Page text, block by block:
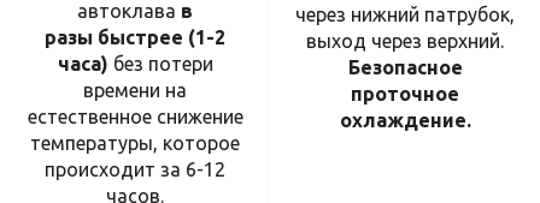
автоклава в
разы быстрее (1-2
часа) без потери
времени на
естественное снижение
температуры, которое
происходит за 6-12
часов.
через нижний патрубок,
выход через верхний.
Безопасное
проточное
охлаждение.